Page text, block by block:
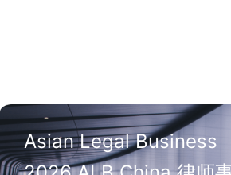
Asian Legal Business